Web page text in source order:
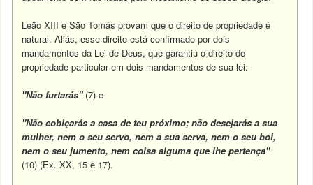
Leão XIII e São Tomás provam que o direito de propriedade é
natural. Aliás, esse direito está confirmado por dois
mandamentos da Lei de Deus, que garantiu o direito de
propriedade particular em dois mandamentos de sua lei:
"Não furtarás"(7) e
"Não cobiçarás a casa de teu próximo; não desejarás a sua
mulher, nem o seu servo, nem a sua serva, nem o seu boi,
nem o seu jumento, nem coisa alguma que lhe pertença"
(10) (Ex. XX, 15 e 17).